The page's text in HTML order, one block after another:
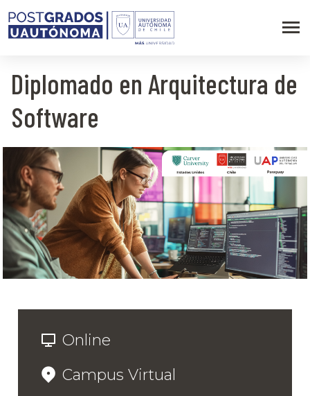
Diplomado en Arquitectura de
Software
Online
Campus Virtual